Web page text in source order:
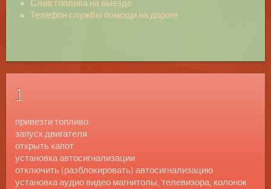
Слив топлива на выезде
Телефон службы помощи на дороге
1
привезти топливо
запуск двигателя
открыть капот
установка автосигнализации
отключить (разблокировать) автосигнализацию
установка аудио видео магнитолы, телевизора, колонок